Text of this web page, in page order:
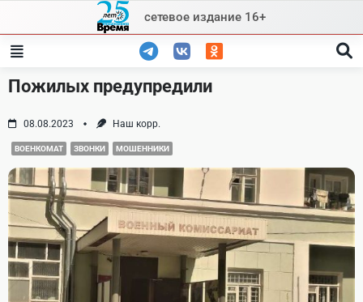
content
сетевое издание 16+
Пожилых предупредили
08.08.2023 Наш корр.
ВОЕНКОМАТ ЗВОНКИ МОШЕННИКИ